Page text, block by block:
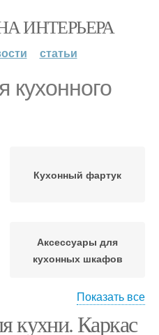
ИНТЕРЬЕРА
статьи
Кухонный фартук
Аксессуары для
кухонных шкафов
Кухонный фасад
Показать все
кухни. Каркас